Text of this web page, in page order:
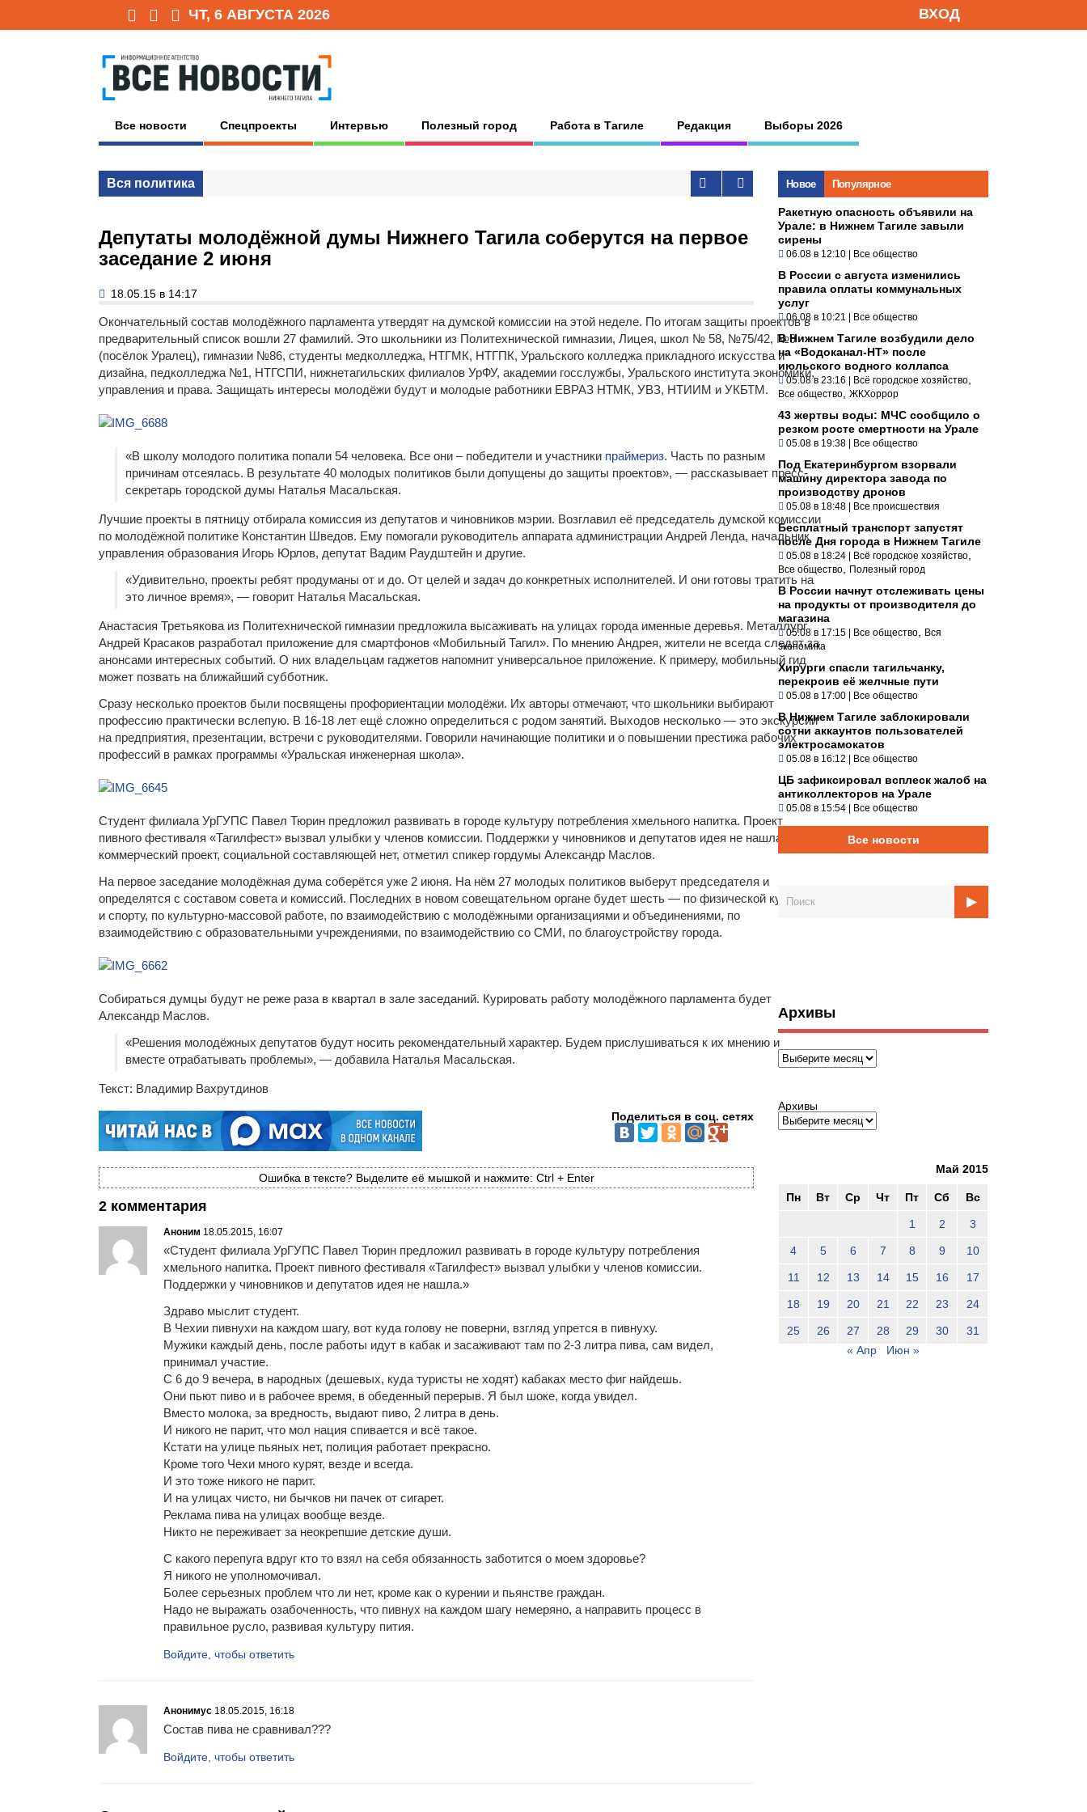
ЧТ, 6 АВГУСТА 2026 ВХОД
Все новости Спецпроекты Интервью Полезный город Работа в Тагиле Редакция Выборы 2026
Вся политика
Депутаты молодёжной думы Нижнего Тагила соберутся на первое
заседание 2 июня
18.05.15 в 14:17
Окончательный состав молодёжного парламента утвердят на думской комиссии на этой неделе. По итогам защиты проектов в
предварительный список вошли 27 фамилий. Это школьники из Политехнической гимназии, Лицея, школ № 58, №75/42, №9
(посёлок Уралец), гимназии №86, студенты медколледжа, НТГМК, НТГПК, Уральского колледжа прикладного искусства и
дизайна, педколледжа №1, НТГСПИ, нижнетагильских филиалов УрФУ, академии госслужбы, Уральского института экономики,
управления и права. Защищать интересы молодёжи будут и молодые работники ЕВРАЗ НТМК, УВЗ, НТИИМ и УКБТМ.
«В школу молодого политика попали 54 человека. Все они – победители и участники праймериз. Часть по разным
причинам отсеялась. В результате 40 молодых политиков были допущены до защиты проектов», — рассказывает пресс-
секретарь городской думы Наталья Масальская.
Лучшие проекты в пятницу отбирала комиссия из депутатов и чиновников мэрии. Возглавил её председатель думской комиссии
по молодёжной политике Константин Шведов. Ему помогали руководитель аппарата администрации Андрей Ленда, начальник
управления образования Игорь Юрлов, депутат Вадим Раудштейн и другие.
«Удивительно, проекты ребят продуманы от и до. От целей и задач до конкретных исполнителей. И они готовы тратить на
это личное время», — говорит Наталья Масальская.
Анастасия Третьякова из Политехнической гимназии предложила высаживать на улицах города именные деревья. Металлург
Андрей Красаков разработал приложение для смартфонов «Мобильный Тагил». По мнению Андрея, жители не всегда следят за
анонсами интересных событий. О них владельцам гаджетов напомнит универсальное приложение. К примеру, мобильный гид
может позвать на ближайший субботник.
Сразу несколько проектов были посвящены профориентации молодёжи. Их авторы отмечают, что школьники выбирают
профессию практически вслепую. В 16-18 лет ещё сложно определиться с родом занятий. Выходов несколько — это экскурсии
на предприятия, презентации, встречи с руководителями. Говорили начинающие политики и о повышении престижа рабочих
профессий в рамках программы «Уральская инженерная школа».
Студент филиала УрГУПС Павел Тюрин предложил развивать в городе культуру потребления хмельного напитка. Проект
пивного фестиваля «Тагилфест» вызвал улыбки у членов комиссии. Поддержки у чиновников и депутатов идея не нашла. Это
коммерческий проект, социальной составляющей нет, отметил спикер гордумы Александр Маслов.
На первое заседание молодёжная дума соберётся уже 2 июня. На нём 27 молодых политиков выберут председателя и
определятся с составом совета и комиссий. Последних в новом совещательном органе будет шесть — по физической культуре
и спорту, по культурно-массовой работе, по взаимодействию с молодёжными организациями и объединениями, по
взаимодействию с образовательными учреждениями, по взаимодействию со СМИ, по благоустройству города.
Собираться думцы будут не реже раза в квартал в зале заседаний. Курировать работу молодёжного парламента будет
Александр Маслов.
«Решения молодёжных депутатов будут носить рекомендательный характер. Будем прислушиваться к их мнению и
вместе отрабатывать проблемы», — добавила Наталья Масальская.
Текст: Владимир Вахрутдинов
Поделиться в соц. сетях
Ошибка в тексте? Выделите её мышкой и нажмите: Ctrl + Enter
2 комментария
Аноним 18.05.2015, 16:07
«Студент филиала УрГУПС Павел Тюрин предложил развивать в городе культуру потребления
хмельного напитка. Проект пивного фестиваля «Тагилфест» вызвал улыбки у членов комиссии.
Поддержки у чиновников и депутатов идея не нашла.»
Здраво мыслит студент.
В Чехии пивнухи на каждом шагу, вот куда голову не поверни, взгляд упрется в пивнуху.
Мужики каждый день, после работы идут в кабак и засаживают там по 2-3 литра пива, сам видел,
принимал участие.
С 6 до 9 вечера, в народных (дешевых, куда туристы не ходят) кабаках место фиг найдешь.
Они пьют пиво и в рабочее время, в обеденный перерыв. Я был шоке, когда увидел.
Вместо молока, за вредность, выдают пиво, 2 литра в день.
И никого не парит, что мол нация спивается и всё такое.
Кстати на улице пьяных нет, полиция работает прекрасно.
Кроме того Чехи много курят, везде и всегда.
И это тоже никого не парит.
И на улицах чисто, ни бычков ни пачек от сигарет.
Реклама пива на улицах вообще везде.
Никто не переживает за неокрепшие детские души.
С какого перепуга вдруг кто то взял на себя обязанность заботится о моем здоровье?
Я никого не уполномочивал.
Более серьезных проблем что ли нет, кроме как о курении и пьянстве граждан.
Надо не выражать озабоченность, что пивнух на каждом шагу немеряно, а направить процесс в
правильное русло, развивая культуру пития.
Войдите, чтобы ответить
Анонимус 18.05.2015, 16:18
Состав пива не сравнивал???
Войдите, чтобы ответить
Новое Популярное
Ракетную опасность объявили на
Урале: в Нижнем Тагиле завыли
сирены
06.08 в 12:10 | Все общество
В России с августа изменились
правила оплаты коммунальных
услуг
06.08 в 10:21 | Все общество
В Нижнем Тагиле возбудили дело
на «Водоканал-НТ» после
июльского водного коллапса
05.08 в 23:16 | Всё городское хозяйство
Все общество ЖКХоррор
43 жертвы воды: МЧС сообщило о
резком росте смертности на Урале
05.08 в 19:38 | Все общество
Под Екатеринбургом взорвали
машину директора завода по
производству дронов
05.08 в 18:48 | Все происшествия
Бесплатный транспорт запустят
после Дня города в Нижнем Тагиле
05.08 в 18:24 | Всё городское хозяйство
Все общество Полезный город
В России начнут отслеживать цены
на продукты от производителя до
магазина
05.08 в 17:15 | Все общество
Вся
экономика
Хирурги спасли тагильчанку,
перекроив её желчные пути
05.08 в 17:00 | Все общество
В Нижнем Тагиле заблокировали
сотни аккаунтов пользователей
электросамокатов
05.08 в 16:12 | Все общество
ЦБ зафиксировал всплеск жалоб на
антиколлекторов на Урале
05.08 в 15:54 | Все общество
Все новости
Архивы
Архивы
Архивы
Май 2015
Пн Вт Ср Чт Пт Сб Вс
1 2 3
4 5 6 7 8 9 10
11 12 13 14 15 16 17
18 19 20 21 22 23 24
25 26 27 28 29 30
31
« Апр
Июн »